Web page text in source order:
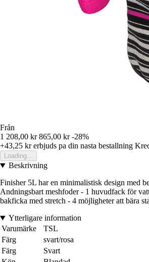
Från
1 208,00 kr 865,00 kr -28%
+43,25 krerbjuds pa din nasta bestallning
Loading...
Beskrivning
Finisher 5L har en minimalistisk design med
Andningsbart meshfoder - 1 huvudfack för
bakficka med stretch - 4 möjligheter att bära
Ytterligare information
Varumärke
TSL
Färg
svart/rosa
Färg
Svart